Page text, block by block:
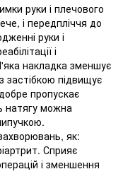
руки і плечового
і передпліччя до
руки і
і
накладка зменшує
застібкою підвищує
пропускає
натягу можна
як:
Сприяє
і зменшення